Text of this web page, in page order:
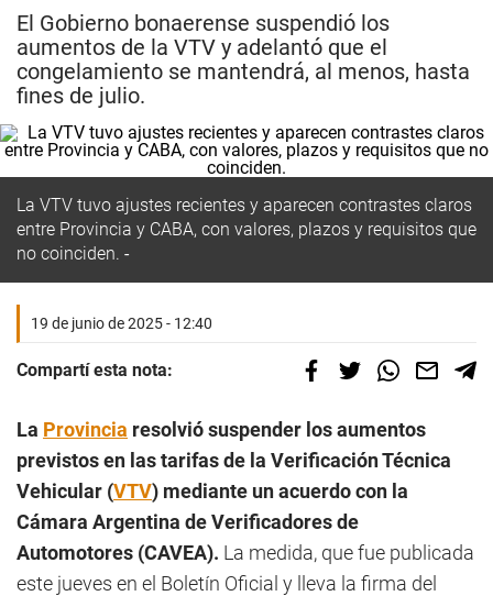
El Gobierno bonaerense suspendió los
aumentos de la VTV y adelantó que el
congelamiento se mantendrá, al menos, hasta
fines de julio.
La VTV tuvo ajustes recientes y aparecen contrastes claros
entre Provincia y CABA, con valores, plazos y requisitos que
no coinciden.
19 de junio de 2025 - 12:40
Compartí esta nota:
La Provincia resolvió suspender los aumentos
previstos en las tarifas de la Verificación Técnica
Vehicular (VTV) mediante un acuerdo con la
Cámara Argentina de Verificadores de
Automotores (CAVEA). La medida, que fue publicada
este jueves en el Boletín Oficial y lleva la firma del